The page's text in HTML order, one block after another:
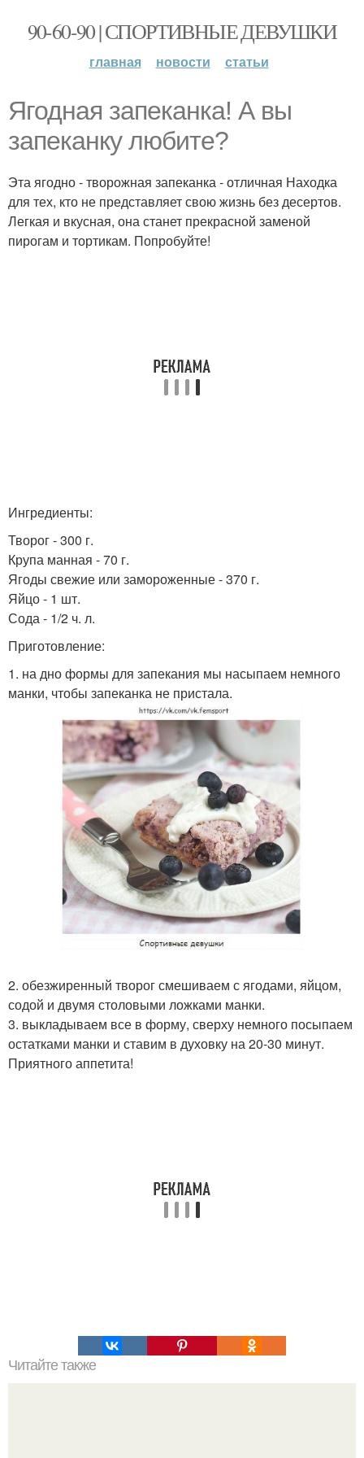
90-60-90 | СПОРТИВНЫЕ ДЕВУШКИ
главная новости статьи
Ягодная запеканка! А вы
запеканку любите?
Эта ягодно - творожная запеканка - отличная Находка
для тех, кто не представляет свою жизнь без десертов.
Легкая и вкусная, она станет прекрасной заменой
пирогам и тортикам. Попробуйте!
Ингредиенты:
Творог - 300 г.
Крупа манная - 70 г.
Ягоды свежие или замороженные - 370 г.
Яйцо - 1 шт.
Сода - 1/2 ч. л.
Приготовление:
1. на дно формы для запекания мы насыпаем немного
манки, чтобы запеканка не пристала.
2. обезжиренный творог смешиваем с ягодами, яйцом,
содой и двумя столовыми ложками манки.
3. выкладываем все в форму, сверху немного посыпаем
остатками манки и ставим в духовку на 20-30 минут.
Приятного аппетита!
Читайте также